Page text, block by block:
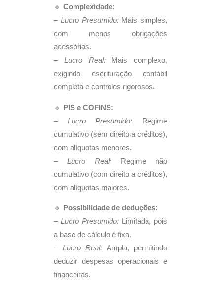
🔹 Complexidade:
– Lucro Presumido:Mais simples,
com menos obrigações
acessórias.
– Lucro Real:Mais complexo,
exigindo escrituração contábil
completa e controles rigorosos.
🔹
PIS e COFINS:
– Lucro Presumido: Regime
cumulativo (sem direito a créditos),
com alíquotas menores.
– Lucro Real: Regime não
cumulativo (com direito a créditos),
com alíquotas maiores.
🔹
Possibilidade de deduções:
– Lucro Presumido: Limitada, pois
a base de cálculo é fixa.
– Lucro Real: Ampla, permitindo
deduzir despesas operacionais e
financeiras.